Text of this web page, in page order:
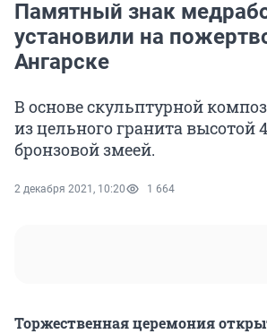
Памятный знак
установили на
Ангарске
В основе скульптурной
из цельного гранита высотой
бронзовой змеей.
2 декабря 2021, 10:20 1 664
Торжественная церемония